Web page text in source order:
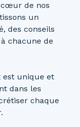
cœur de nos
un
des conseils
chacune de
est unique et
dans les
chaque